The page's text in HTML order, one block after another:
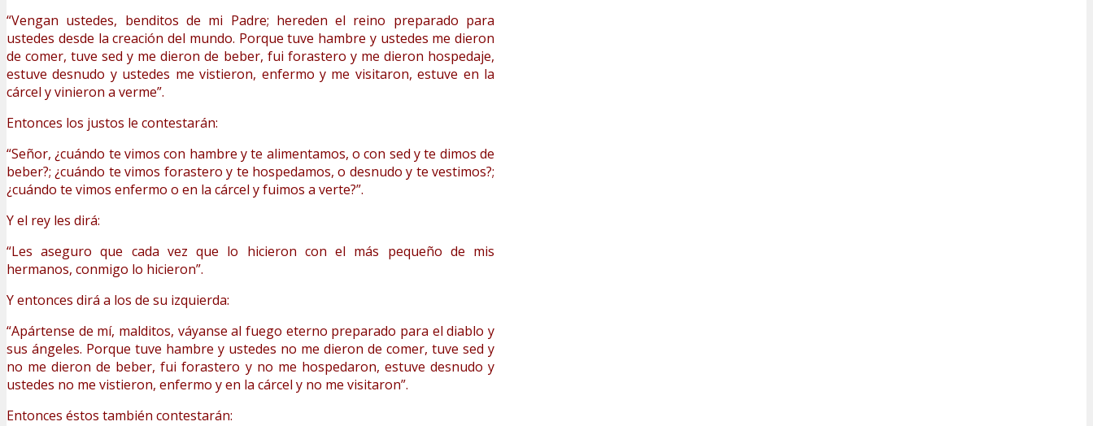
“Vengan ustedes, benditos de mi Padre; hereden el reino preparado para
ustedes desde la creación del mundo. Porque tuve hambre y ustedes me dieron
de comer, tuve sed y me dieron de beber, fui forastero y me dieron hospedaje,
estuve desnudo y ustedes me vistieron, enfermo y me visitaron, estuve en la
cárcel y vinieron a verme”.
Entonces los justos le contestarán:
“Señor, ¿cuándo te vimos con hambre y te alimentamos, o con sed y te dimos de
beber?; ¿cuándo te vimos forastero y te hospedamos, o desnudo y te vestimos?;
¿cuándo te vimos enfermo o en la cárcel y fuimos a verte?”.
Y el rey les dirá:
“Les aseguro que cada vez que lo hicieron con el más pequeño de mis
hermanos, conmigo lo hicieron”.
Y entonces dirá a los de su izquierda:
“Apártense de mí, malditos, váyanse al fuego eterno preparado para el diablo y
sus ángeles. Porque tuve hambre y ustedes no me dieron de comer, tuve sed y
no me dieron de beber, fui forastero y no me hospedaron, estuve desnudo y
ustedes no me vistieron, enfermo y en la cárcel y no me visitaron”.
Entonces éstos también contestarán: